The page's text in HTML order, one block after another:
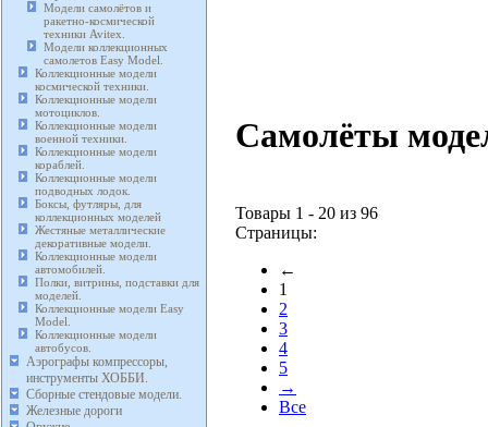
Модели самолётов и
ракетно-космической
техники Avitex.
Модели коллекционных
самолетов Easy Model.
Коллекционные модели
космической техники.
Коллекционные модели
мотоциклов.
Коллекционные модели
военной техники.
Коллекционные модели
кораблей.
Коллекционные модели
подводных лодок.
Боксы, футляры, для
коллекционных моделей
Жестяные металлические
декоративные модели.
Коллекционные модели
автомобилей.
Полки, витрины, подставки для
моделей.
Коллекционные модели Easy
Model.
Коллекционные модели
автобусов.
Аэрографы компрессоры,
инструменты ХОББИ.
Сборные стендовые модели.
Железные дороги
Самолёты
Товары 1 - 20 из 96
Страницы:
←
1
2
3
4
5
→
Все